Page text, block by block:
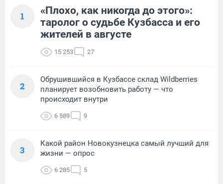
1
«Плохо, как никогда до этого»:
таролог о судьбе Кузбасса и его
жителей в августе
15 253 27
2
Обрушившийся в Кузбассе склад Wildberries
планирует возобновить работу — что
происходит внутри
6 589 9
3
Какой район Новокузнецка самый лучший для
жизни — опрос
6 285 5